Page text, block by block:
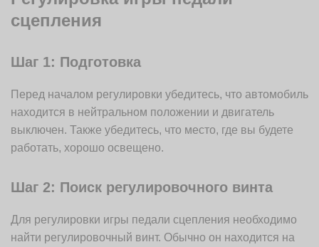
сцепления
Шаг 1: Подготовка
Перед началом регулировки убедитесь, что автомобиль
находится в нейтральном положении и двигатель
выключен. Также убедитесь, что место, где вы будете
работать, хорошо освещено.
Шаг 2: Поиск регулировочного винта
Для регулировки игры педали сцепления необходимо
найти регулировочный винт. Обычно он находится на